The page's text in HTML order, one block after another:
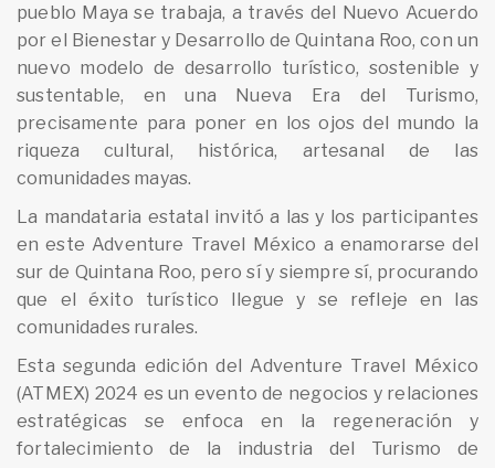
pueblo Maya se trabaja, a través del Nuevo Acuerdo
por el Bienestar y Desarrollo de Quintana Roo, con un
nuevo modelo de desarrollo turístico, sostenible y
sustentable, en una Nueva Era del Turismo,
precisamente para poner en los ojos del mundo la
riqueza cultural, histórica, artesanal de las
comunidades mayas.
La mandataria estatal invitó a las y los participantes
en este Adventure Travel México a enamorarse del
sur de Quintana Roo, pero sí y siempre sí, procurando
que el éxito turístico llegue y se refleje en las
comunidades rurales.
Esta segunda edición del Adventure Travel México
(ATMEX) 2024 es un evento de negocios y relaciones
estratégicas se enfoca en la regeneración y
fortalecimiento de la industria del Turismo de